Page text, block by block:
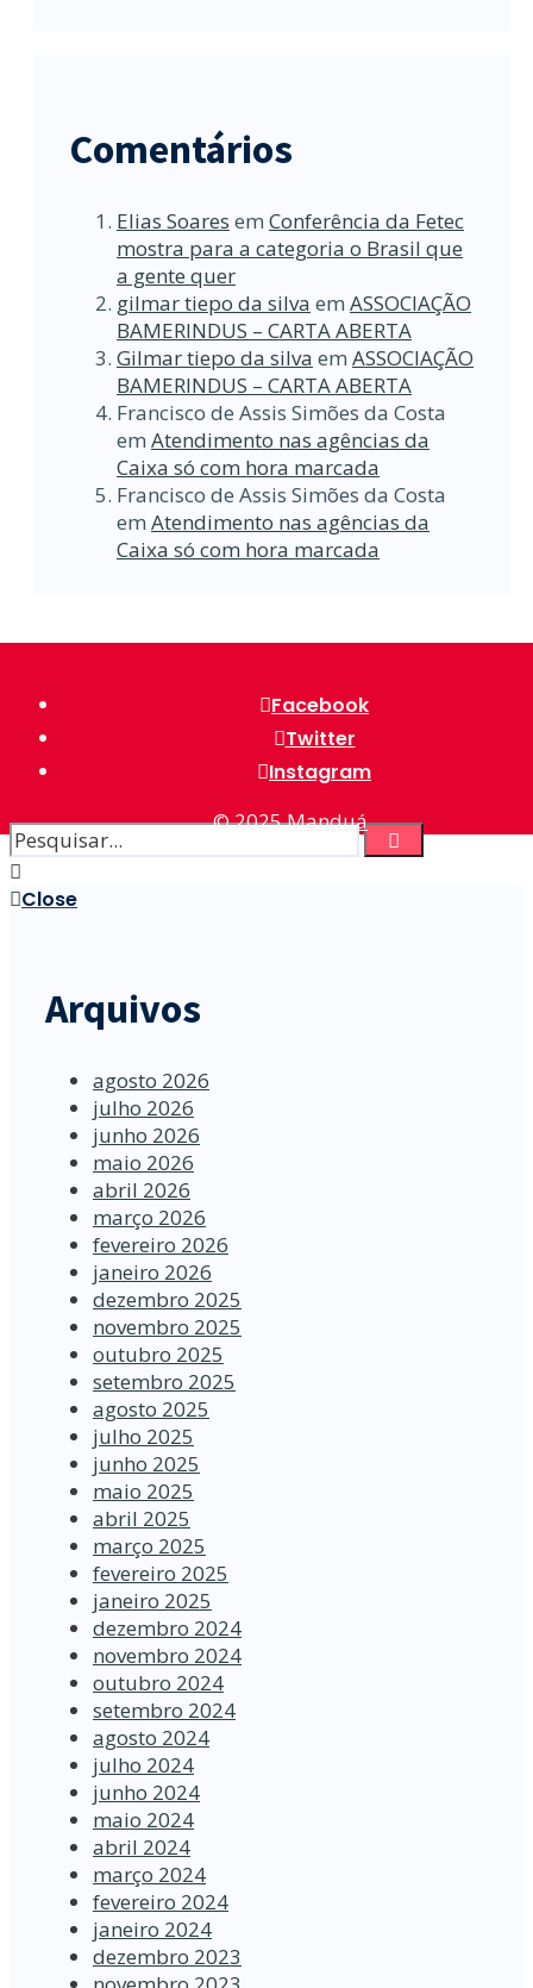
Comentários
Elias Soares em Conferência da Fetec
mostra para a categoria o Brasil que
a gente quer
gilmar tiepo da silva em ASSOCIAÇÃO
BAMERINDUS – CARTA ABERTA
Gilmar tiepo da silva em ASSOCIAÇÃO
BAMERINDUS – CARTA ABERTA
Francisco de Assis Simões da Costa
em Atendimento nas agências da
Caixa só com hora marcada
Francisco de Assis Simões da Costa
em Atendimento nas agências da
Caixa só com hora marcada
Facebook
Twitter
Instagram
© 2025Manduá
Close
Arquivos
agosto 2026
julho 2026
junho 2026
maio 2026
abril 2026
março 2026
fevereiro 2026
janeiro 2026
dezembro 2025
novembro 2025
outubro 2025
setembro 2025
agosto 2025
julho 2025
junho 2025
maio 2025
abril 2025
março 2025
fevereiro 2025
janeiro 2025
dezembro 2024
novembro 2024
outubro 2024
setembro 2024
agosto 2024
julho 2024
junho 2024
maio 2024
abril 2024
março 2024
fevereiro 2024
janeiro 2024
dezembro 2023